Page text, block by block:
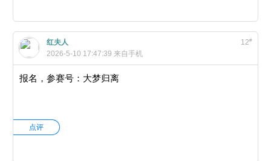
12#
红夫人
2026-5-10 17:47:39来自手机
报名，参赛号：大梦归离
点评